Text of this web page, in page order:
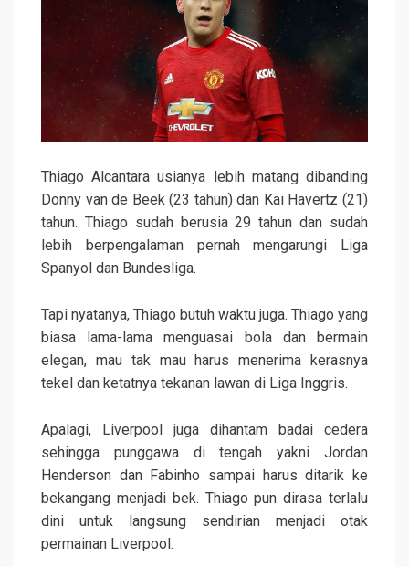
Thiago Alcantara usianya lebih matang dibanding
Donny van de Beek (23 tahun) dan Kai Havertz (21)
tahun. Thiago sudah berusia 29 tahun dan sudah
lebih berpengalaman pernah mengarungi Liga
Spanyol dan Bundesliga.
Tapi nyatanya, Thiago butuh waktu juga. Thiago yang
biasa lama-lama menguasai bola dan bermain
elegan, mau tak mau harus menerima kerasnya
tekel dan ketatnya tekanan lawan di Liga Inggris.
Apalagi, Liverpool juga dihantam badai cedera
sehingga punggawa di tengah yakni Jordan
Henderson dan Fabinho sampai harus ditarik ke
bekangang menjadi bek. Thiago pun dirasa terlalu
dini untuk langsung sendirian menjadi otak
permainan Liverpool.